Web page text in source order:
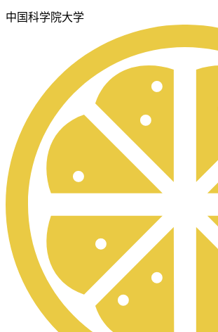
中国科学院大学